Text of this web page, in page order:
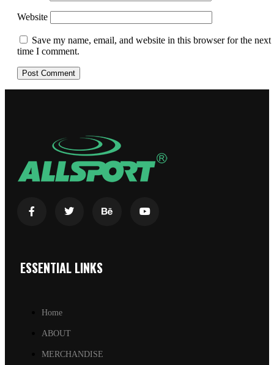
Website
Save my name, email, and website in this browser for the next
time I comment.
ESSENTIAL LINKS
Home
ABOUT
MERCHANDISE